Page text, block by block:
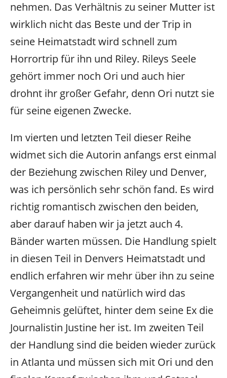
nehmen. Das Verhältnis zu seiner Mutter ist
wirklich nicht das Beste und der Trip in
seine Heimatstadt wird schnell zum
Horrortrip für ihn und Riley. Rileys Seele
gehört immer noch Ori und auch hier
drohnt ihr großer Gefahr, denn Ori nutzt sie
für seine eigenen Zwecke.
Im vierten und letzten Teil dieser Reihe
widmet sich die Autorin anfangs erst einmal
der Beziehung zwischen Riley und Denver,
was ich persönlich sehr schön fand. Es wird
richtig romantisch zwischen den beiden,
aber darauf haben wir ja jetzt auch 4.
Bänder warten müssen. Die Handlung spielt
in diesen Teil in Denvers Heimatstadt und
endlich erfahren wir mehr über ihn zu seine
Vergangenheit und natürlich wird das
Geheimnis gelüftet, hinter dem seine Ex die
Journalistin Justine her ist. Im zweiten Teil
der Handlung sind die beiden wieder zurück
in Atlanta und müssen sich mit Ori und den